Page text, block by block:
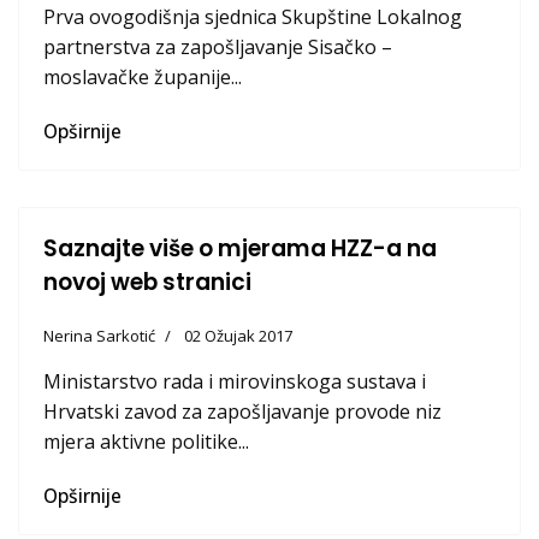
Prva ovogodišnja sjednica Skupštine Lokalnog
partnerstva za zapošljavanje Sisačko –
moslavačke županije...
Opširnije
Saznajte više o mjerama HZZ-a na
novoj web stranici
Nerina Sarkotić 02 Ožujak 2017
Ministarstvo rada i mirovinskoga sustava i
Hrvatski zavod za zapošljavanje provode niz
mjera aktivne politike...
Opširnije